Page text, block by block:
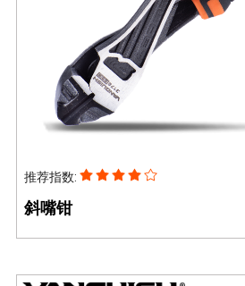
推荐指数:
斜嘴钳